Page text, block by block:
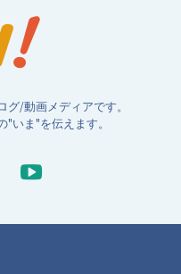
グ/動画メディアです。
いま"を伝えます。